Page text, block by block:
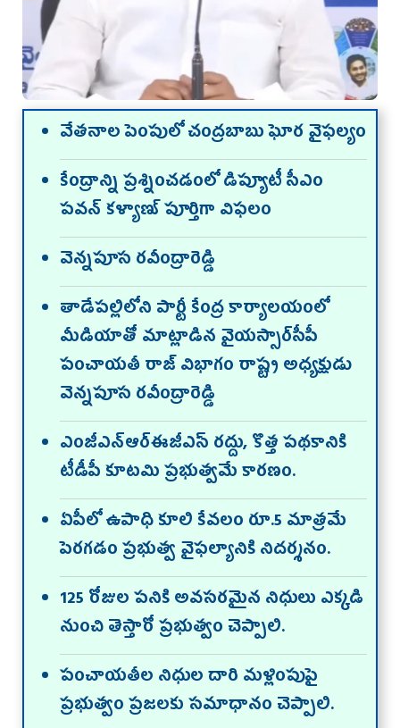
వేతనాల పెంపులో చంద్రబాబు ఘోర వైఫల్యం
కేంద్రాన్ని ప్రశ్నించడంలో డిప్యూటీ సీఎం
పవన్ కళ్యాణ్ పూర్తిగా విఫలం
వెన్నపూస రవీంద్రారెడ్డి
తాడేప‌ల్లిలోని పార్టీ కేంద్ర కార్యాల‌యంలో
మీడియాతో మాట్లాడిన వైయ‌స్సార్‌సీపీ
పంచాయ‌తీ రాజ్ విభాగం రాష్ట్ర అధ్య‌క్షుడు
వెన్న‌పూస ర‌వీంద్రారెడ్డి
ఎంజీఎన్‌ఆర్‌ఈజీఎస్ రద్దు, కొత్త పథకానికి
టీడీపీ కూటమి ప్రభుత్వమే కారణం.
ఏపీలో ఉపాధి కూలి కేవలం రూ.5 మాత్రమే
పెరగడం ప్రభుత్వ వైఫల్యానికి నిదర్శనం.
125 రోజుల పనికి అవసరమైన నిధులు ఎక్కడి
నుంచి తెస్తారో ప్రభుత్వం చెప్పాలి.
పంచాయతీల నిధుల దారి మళ్లింపుపై
ప్రభుత్వం ప్రజలకు సమాధానం చెప్పాలి.